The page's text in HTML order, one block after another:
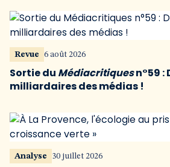
Revue 6 août 2026
Sortie du Médiacritiquesn°59 :
milliardaires des médias !
Analyse 30 juillet 2026